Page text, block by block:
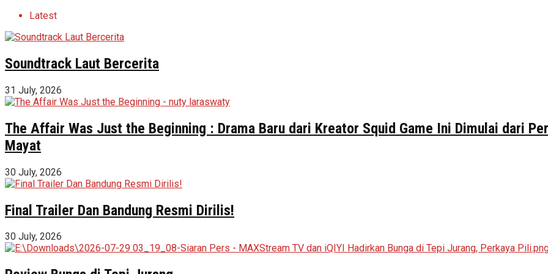
Latest
Soundtrack Laut Bercerita
31 July, 2026
The Affair Was Just the Beginning : Drama Baru dari Kreator Squid Game Ini Dimulai dari
Mayat
30 July, 2026
Final Trailer Dan Bandung Resmi Dirilis!
30 July, 2026